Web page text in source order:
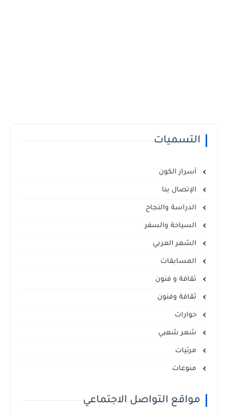
التسميات
أسرار الكون
الإتصال بنا
الدراسة والنجاح
السياحة والسفر
الشعر العربي
المسابقات
ثقافة و فنون
ثقافة وفنون
حوارات
شعر شعبي
مرئيات
منوعات
مواقع التواصل الاجتماعي